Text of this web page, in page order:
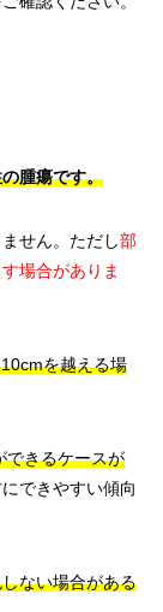
腫瘍です。
せん。ただし部
場合がありま
を越える場
できるケースが
できやすい傾向
ない場合がある